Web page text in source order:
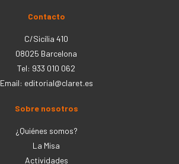
Contacto
C/Sicília 410
08025 Barcelona
Tel: 933 010 062
Email: editorial@claret.es
Sobre nosotros
¿Quiénes somos?
La Misa
Actividades